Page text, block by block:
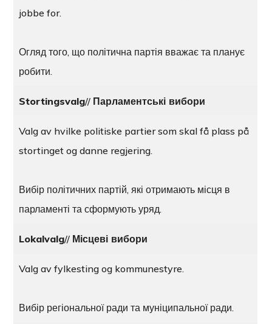
jobbe for.
Огляд того, що політична партія вважає та планує
робити.
Stortingsvalg// Парламентські вибори
Valg av hvilke politiske partier som skal få plass på
stortinget og danne regjering.
Вибір політичних партій, які отримають місця в
парламенті та сформують уряд.
Lokalvalg// Місцеві вибори
Valg av fylkesting og kommunestyre.
Вибір регіональної ради та муніципальної ради.